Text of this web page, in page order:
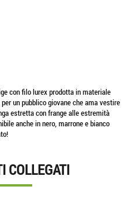
con filo lurex prodotta in materiale
un pubblico giovane che ama vestire
estretta con frange alle estremità
anche in nero, marrone e bianco
COLLEGATI